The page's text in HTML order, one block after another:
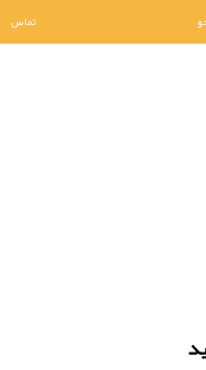
تماس